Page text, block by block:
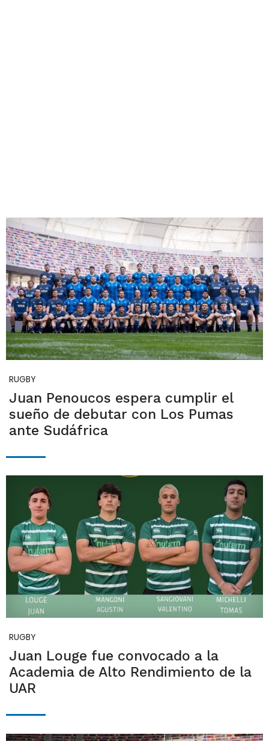
RUGBY
Juan Penoucos espera cumplir el
sueño de debutar con Los Pumas
ante Sudáfrica
RUGBY
Juan Louge fue convocado a la
Academia de Alto Rendimiento de la
UAR